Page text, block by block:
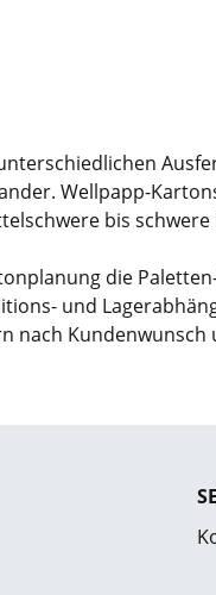
Wellpapp-
bis schwere
die
und
nach